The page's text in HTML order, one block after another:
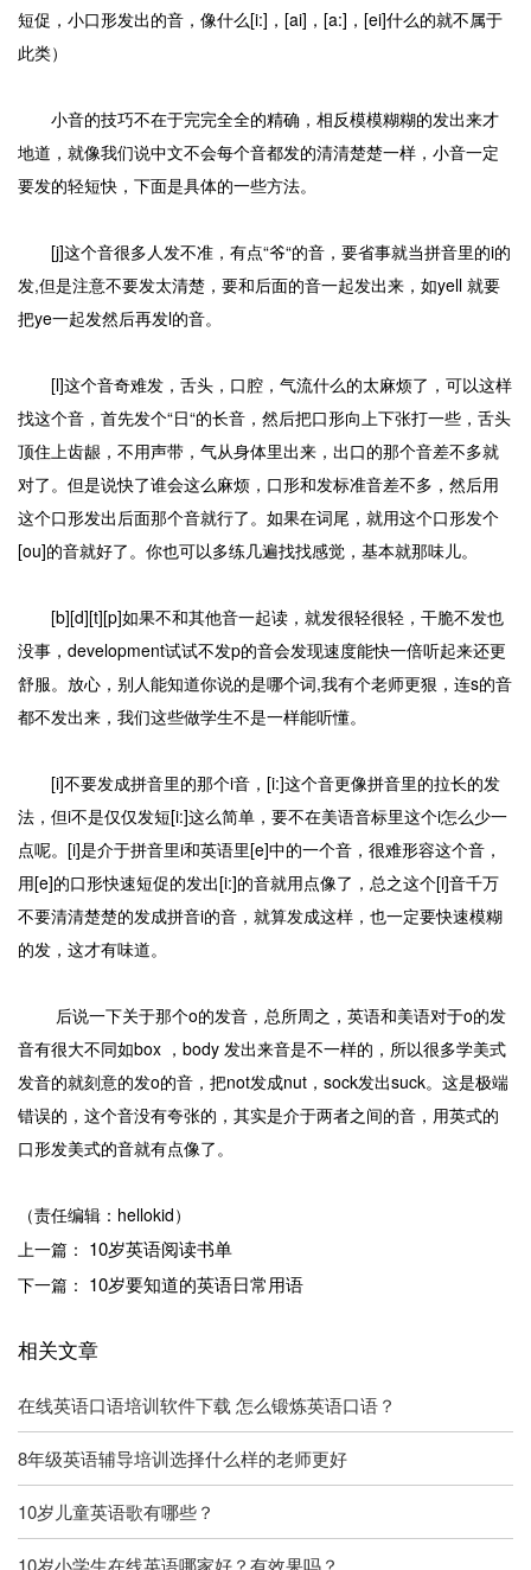
短促，小口形发出的音，像什么[i:]，[ai]，[a:]，[ei]什么的就不属于
此类）
小音的技巧不在于完完全全的精确，相反模模糊糊的发出来才
地道，就像我们说中文不会每个音都发的清清楚楚一样，小音一定
要发的轻短快，下面是具体的一些方法。
[j]这个音很多人发不准，有点“爷“的音，要省事就当拼音里的i的
发,但是注意不要发太清楚，要和后面的音一起发出来，如yell 就要
把ye一起发然后再发l的音。
[l]这个音奇难发，舌头，口腔，气流什么的太麻烦了，可以这样
找这个音，首先发个“日“的长音，然后把口形向上下张打一些，舌头
顶住上齿龈，不用声带，气从身体里出来，出口的那个音差不多就
对了。但是说快了谁会这么麻烦，口形和发标准音差不多，然后用
这个口形发出后面那个音就行了。如果在词尾，就用这个口形发个
[ou]的音就好了。你也可以多练几遍找找感觉，基本就那味儿。
[b][d][t][p]如果不和其他音一起读，就发很轻很轻，干脆不发也
没事，development试试不发p的音会发现速度能快一倍听起来还更
舒服。放心，别人能知道你说的是哪个词,我有个老师更狠，连s的音
都不发出来，我们这些做学生不是一样能听懂。
[i]不要发成拼音里的那个i音，[i:]这个音更像拼音里的拉长的发
法，但i不是仅仅发短[i:]这么简单，要不在美语音标里这个i怎么少一
点呢。[i]是介于拼音里i和英语里[e]中的一个音，很难形容这个音，
用[e]的口形快速短促的发出[i:]的音就用点像了，总之这个[i]音千万
不要清清楚楚的发成拼音i的音，就算发成这样，也一定要快速模糊
的发，这才有味道。
后说一下关于那个o的发音，总所周之，英语和美语对于o的发
音有很大不同如box ，body 发出来音是不一样的，所以很多学美式
发音的就刻意的发o的音，把not发成nut，sock发出suck。这是极端
错误的，这个音没有夸张的，其实是介于两者之间的音，用英式的
口形发美式的音就有点像了。
（责任编辑：hellokid）
上一篇： 10岁英语阅读书单
下一篇： 10岁要知道的英语日常用语
相关文章
在线英语口语培训软件下载 怎么锻炼英语口语？
8年级英语辅导培训选择什么样的老师更好
10岁儿童英语歌有哪些？
10岁小学生在线英语哪家好？有效果吗？